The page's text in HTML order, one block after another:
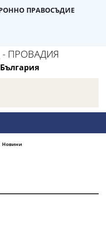
ПРАВОСЪДИЕ
ПРОВАДИЯ
Новини